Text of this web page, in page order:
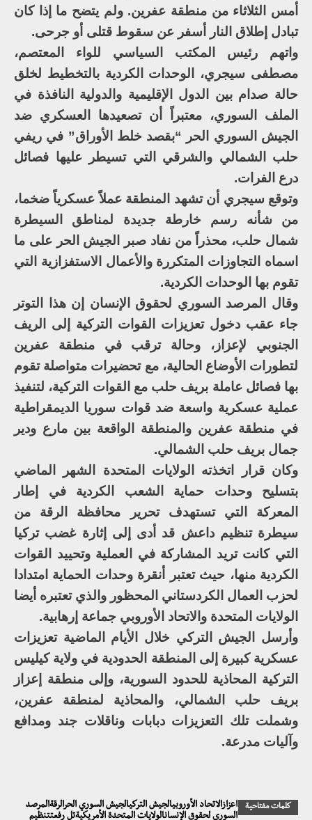
أمس الثلاثاء من منطقة عفرين. ولم يتضح ما إذا كان
تبادل إطلاق النار أسفر عن سقوط قتلى أو جرحى.
واتهم رئيس المكتب السياسي للواء المعتصم،
مصطفى سيجري، الوحدات الكردية بالتخطيط لخلق
حالة صدام بين الدول الإقليمية والدولية النافذة في
الملف السوري، معتبراً أن تصعيدها العسكري ضد
الجيش السوري الحر “بقصد خلط الأوراق” في ريفي
حلب الشمالي والشرقي التي تسيطر عليها فصائل
درع الفرات.
وتوقع سيجري أن تشهد المنطقة عملاً عسكرياً ضخما،
من شأنه رسم خارطة جديدة لمناطق السيطرة
شمال حلب، محذراً من نفاد صبر الجيش الحر على ما
اسماه التجاوزات المتكررة والأعمال الاستفزازية التي
تقوم بها الوحدات الكردية.
وقال المرصد السوري لحقوق الإنسان إن هذا التوتر
جاء عقب دخول تعزيزات القوات التركية إلى الريف
الجنوبي لإعزاز، وحالة ترقب في منطقة عفرين
لتطورات الأوضاع الحالية، مع تحضيرات متواصلة تقوم
بها فصائل عاملة بريف حلب مع القوات التركية، لتنفيذ
عملية عسكرية واسعة ضد قوات سوريا الديمقراطية
في منطقة عفرين والمنطقة الواقعة بين مارع ودير
جمال بريف حلب الشمالي.
وكان قرار اتخذته الولايات المتحدة الشهر الماضي
بتسليح وحدات حماية الشعب الكردية في إطار
المعركة التي تستهدف تحرير محافظة الرقة من
سيطرة تنظيم داعش قد أدى إلى إثارة غضب تركيا
التي كانت تريد المشاركة في العملية وتحييد القوات
الكردية منها، حيث تعتبر أنقرة وحدات الحماية امتدادا
لحزب العمال الكردستاني المحظور والذي تعتبره أيضا
الولايات المتحدة والاتحاد الأوروبي جماعة إرهابية.
وأرسل الجيش التركي خلال الأيام الماضية تعزيزات
عسكرية كبيرة إلى المنطقة الحدودية في ولاية كيليس
التركية المحاذية للحدود السورية، وإلى منطقة إعزاز
بريف حلب الشمالي، والمحاذية لمنطقة عفرين،
وشملت تلك التعزيزات دبابات وناقلات جند ومدافع
وآليات مدرعة.
كلمات مفتاحية
اعزازالاتحاد الأوروبيالجيش التركيالجيش السوري الحرالرقةالمرصد
السوري لحقوق الإنسانالولايات المتحدة الأمريكيةتل رفعتتنظيم